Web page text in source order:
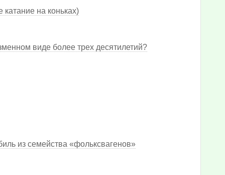
на коньках)
виде более трех десятилетий?
из семейства «фольксвагенов»